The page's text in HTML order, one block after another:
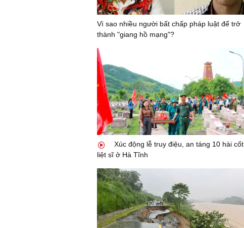
Vì sao nhiều người bất chấp pháp luật để trở
thành "giang hồ mạng"?
Xúc động lễ truy điệu, an táng 10 hài cốt
liệt sĩ ở Hà Tĩnh